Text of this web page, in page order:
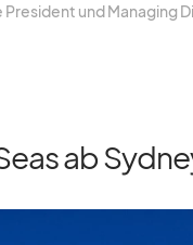
Pre­si­dent und Ma­na­ging
ab